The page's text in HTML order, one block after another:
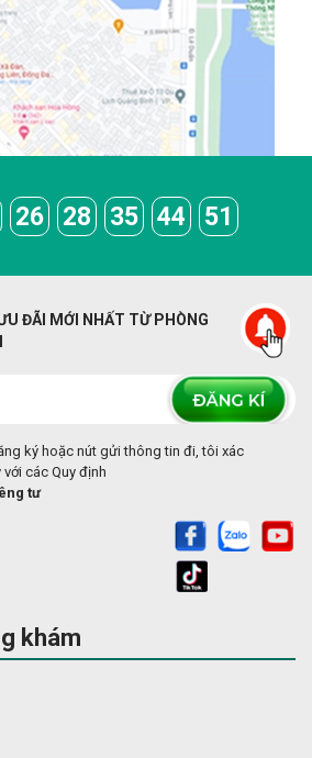
26 28 35 44 51
ĐÃI MỚI NHẤT TỪ PHÒNG
ký hoặc nút gửi thông tin đi, tôi xác
các Quy định
tư
khám